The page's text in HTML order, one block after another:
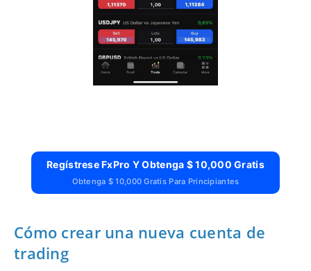
Regístrese FxPro Y Obtenga $ 10,000 Gratis
Obtenga $ 10,000 Gratis Para Principiantes
Cómo crear una nueva cuenta de
trading